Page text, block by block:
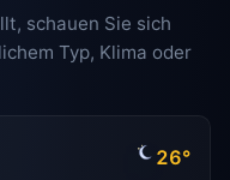
schauen Sie sich
Typ, Klima oder
26°